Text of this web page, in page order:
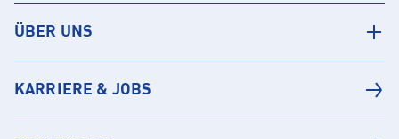
ÜBER UNS
KARRIERE & JOBS